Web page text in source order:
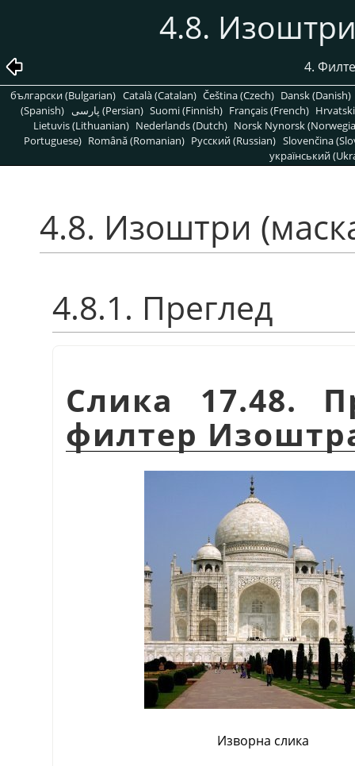
4.8.
4.
български (Bulgarian) Català (Catalan) Čeština (Czech) Dansk (Danish)
(Spanish)
پارسی (Persian) Suomi (Finnish) Français (French)
Lietuvis (Lithuanian) Nederlands (Dutch) Norsk Nynorsk
Portuguese) Română (Romanian) Pусский (Russian) Slovenčina
український
4.8. Изоштри
4.8.1. Преглед
Слика 17.48.
филтер
Изворна слика